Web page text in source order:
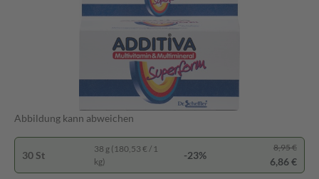
Abbildung kann abweichen
30 St
38 g (180,53 € / 1
kg)
-23%
8,95 €
6,86 €